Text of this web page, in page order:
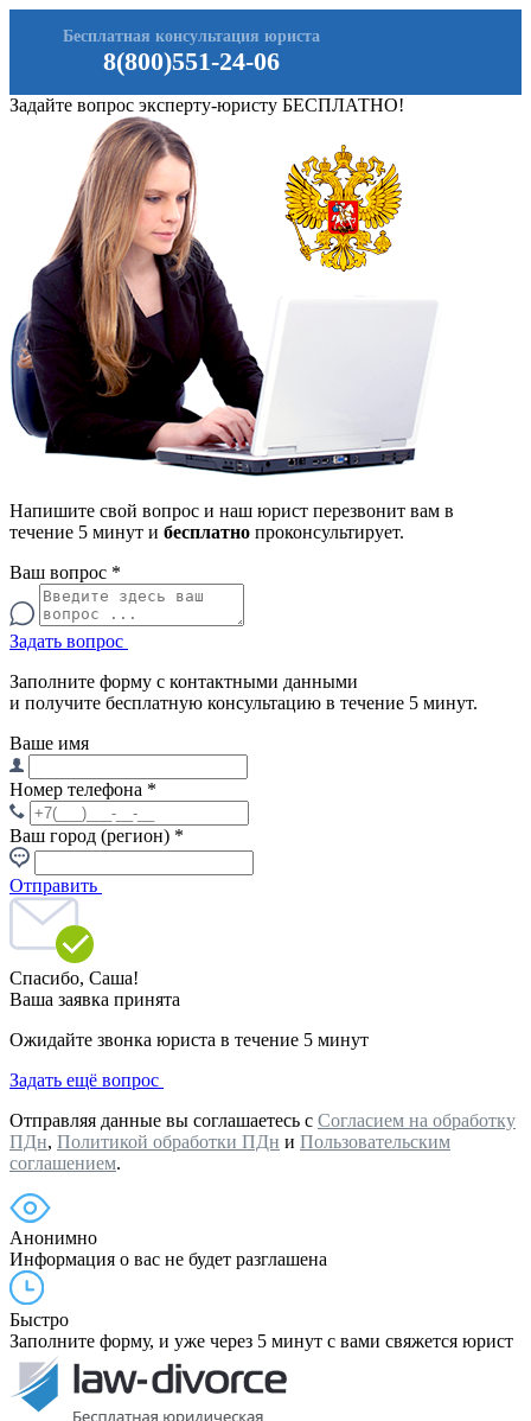
8(800)551-24-06
Бесплатная консультация юриста
Задайте вопрос эксперту-юристу БЕСПЛАТНО!
Напишите свой вопрос и наш юрист перезвонит вам в
течение 5 минут и бесплатно проконсультирует.
Ваш вопрос *
Задать вопрос
Заполните форму с контактными данными
и получите бесплатную консультацию в течение 5 минут.
Ваше имя
Номер телефона *
Ваш город (регион) *
Отправить
Спасибо, Саша!
Ваша заявка принята
Ожидайте звонка юриста в течение 5 минут
Задать ещё вопрос
Отправляя данные вы соглашаетесь с Согласием на обработку
ПДн, Политикой обработки ПДн и Пользовательским
соглашением.
Анонимно
Информация о вас не будет разглашена
Быстро
Заполните форму, и уже через 5 минут с вами свяжется юрист